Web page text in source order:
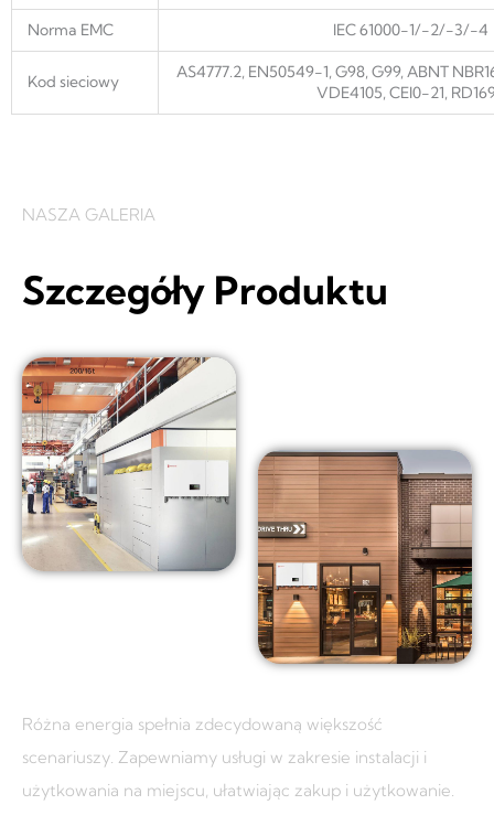
Norma EMC IEC 61000-1/-2/-3/-4
Kod sieciowy
AS4777.2, EN50549-1, G98, G99, ABNT
VDE4105, CEI0-21,
NASZA GALERIA
Szczegóły Produktu
Różna energia spełnia zdecydowaną większość
scenariuszy. Zapewniamy usługi w zakresie instalacji i
użytkowania na miejscu, ułatwiając zakup i użytkowanie.